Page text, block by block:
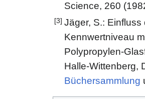
Science, 260
[3] Jäger, S.:
Kennwertniveau
Polypropylen-
Halle-Wittenberg,
Büchersammlung